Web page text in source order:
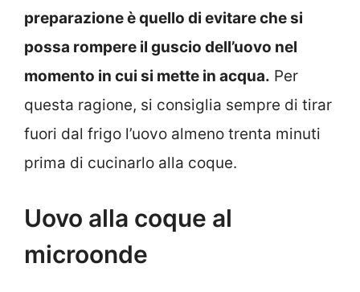
preparazione è quello di evitare che si
possa rompere il guscio dell’uovo nel
momento in cui si mette in acqua. Per
questa ragione, si consiglia sempre di tirar
fuori dal frigo l’uovo almeno trenta minuti
prima di cucinarlo alla coque.
Uovo alla coque al
microonde